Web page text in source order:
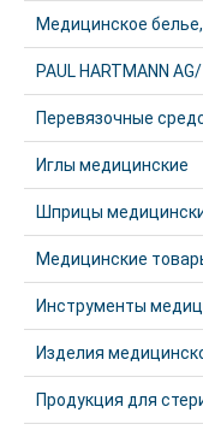
Медицинское
PAUL HARTMANN
Перевязочные
Иглы медицинские
Шприцы
Медицинские
Инструменты
Изделия
Продукция для